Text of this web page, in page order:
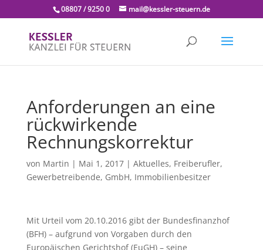
08807 / 9250 0 mail@kessler-steuern.de
Anforderungen an eine
rückwirkende
Rechnungskorrektur
von Martin | Mai 1, 2017| Aktuelles, Freiberufler,
Gewerbetreibende, GmbH, Immobilienbesitzer
Mit Urteil vom 20.10.2016 gibt der Bundesfinanzhof
(BFH) – aufgrund von Vorgaben durch den
Europäischen Gerichtshof (EuGH) – seine